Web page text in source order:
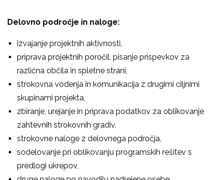
Delovno področje in naloge:
izvajanje projektnih aktivnosti,
priprava projektnih poročil, pisanje prispevkov za
različna občila in spletne strani,
strokovna vodenja in komunikacija z drugimi ciljnimi
skupinami projekta,
zbiranje, urejanje in priprava podatkov za oblikovanje
zahtevnih strokovnih gradiv,
strokovne naloge z delovnega področja,
sodelovanje pri oblikovanju programskih rešitev s
predlogi ukrepov,